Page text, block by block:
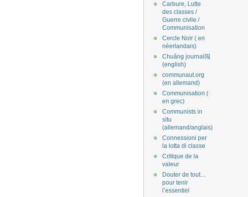
Carbure, Lutte
des classes /
Guerre civile /
Communisation
Cercle Noir ( en
néerlandais)
Chuǎng journal闯
(english)
communaut.org
(en allemand)
Communisation (
en grec)
Communists in
situ
(allemand/anglais)
Connessioni per
la lotta di classe
Critique de la
valeur
Douter de tout…
pour tenir
l’essentiel